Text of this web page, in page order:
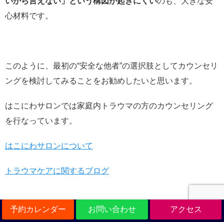
予約カレンダー お問い合わせ アクセス
心材料です。
このように、最初の“安全な他者”の選択肢としてカウンセリ
ングを検討してみることをお勧めしたいと思います。
はこにわサロンでは家庭内トラウマの方のカウンセリング
を行なっています。
はこにわサロンについて
トラウマケアに関するブログ